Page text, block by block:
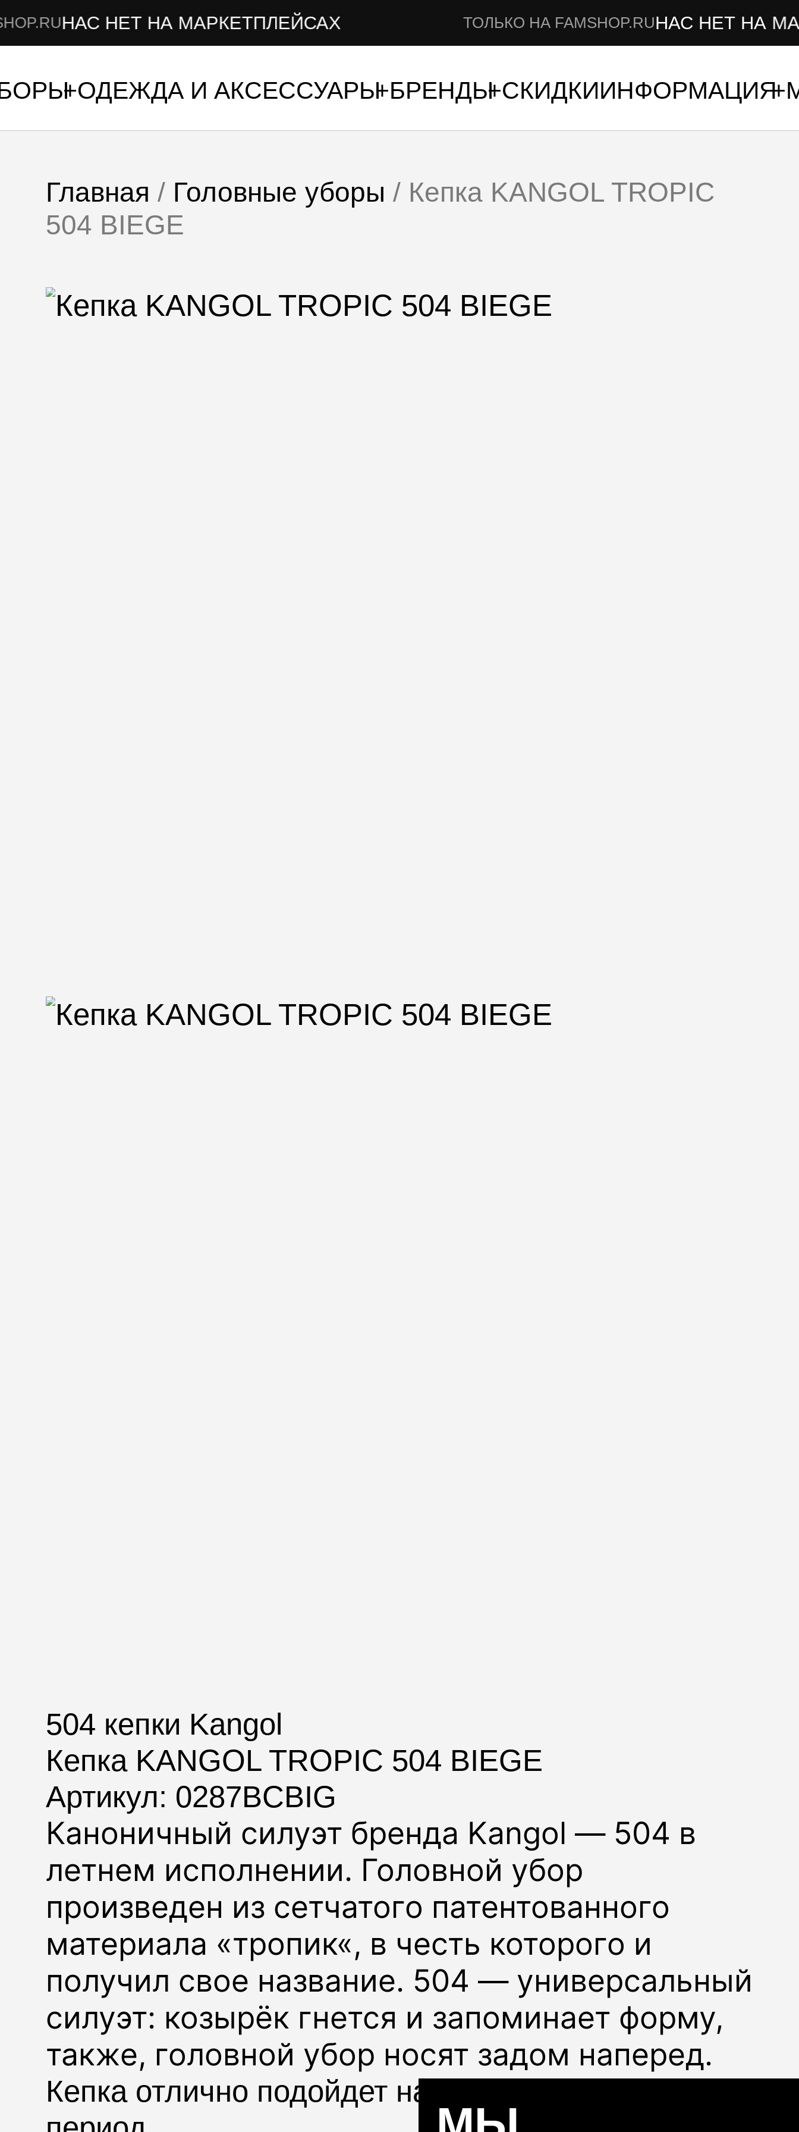
ТОЛЬКО НА FAMSHOP.RUНАС НЕТ НА
НАС НЕТ НА МАРКЕТПЛЕЙСАХ
ОДЕЖДА И АКСЕССУАРЫБРЕНДЫСКИДКИИНФОРМАЦИЯ
Главная / Головные уборы / Кепка KANGOL TROPIC
504 BIEGE
504 кепки Kangol
Кепка KANGOL TROPIC 504 BIEGE
Артикул: 0287BCBIG
Каноничный силуэт бренда Kangol — 504 в
летнем исполнении. Головной убор
произведен из сетчатого патентованного
материала «тропик«, в честь которого и
получил свое название. 504 — универсальный
силуэт: козырёк гнется и запоминает форму,
также, головной убор носят задом наперед.
Кепка отлично подойдет на весенний и летний